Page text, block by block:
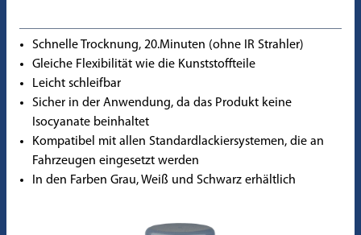
Schnelle Trocknung, 20.Minuten (ohne IR Strahler)
Gleiche Flexibilität wie die Kunststoffteile
Leicht schleifbar
Sicher in der Anwendung, da das Produkt keine
Isocyanate beinhaltet
Kompatibel mit allen Standardlackiersystemen, die an
Fahrzeugen eingesetzt werden
In den Farben Grau, Weiß und Schwarz erhältlich